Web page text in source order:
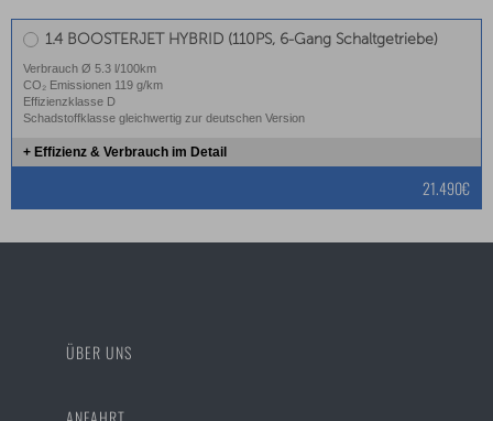
1.4 BOOSTERJET HYBRID (110PS, 6-Gang Schaltgetriebe)
Verbrauch Ø 5.3 l/100km
CO₂ Emissionen 119 g/km
Effizienzklasse D
Schadstoffklasse gleichwertig zur deutschen Version
+ Effizienz & Verbrauch im Detail
21.490€
ÜBER UNS